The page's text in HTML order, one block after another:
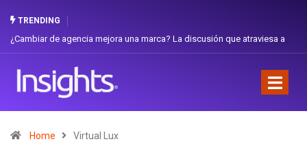
TRENDING
¿Cambiar de agencia mejora una marca? La discusión que atraviesa a
Home Virtual Lux